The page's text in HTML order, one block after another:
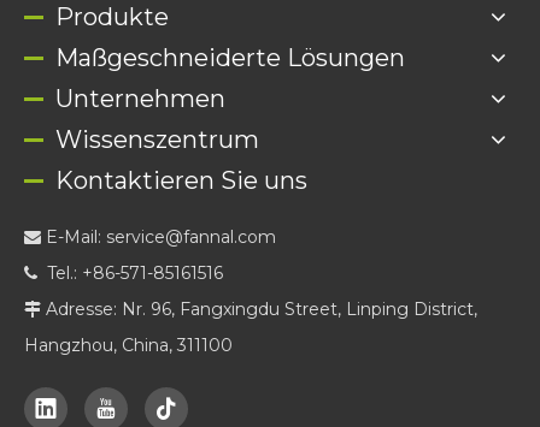
Produkte
Maßgeschneiderte Lösungen
Unternehmen
Wissenszentrum
Kontaktieren Sie uns
 E-Mail: service@fannal.com
 Tel.: +86-571-85161516
 Adresse: Nr. 96, Fangxingdu Street, Linping District,
Hangzhou, China, 311100